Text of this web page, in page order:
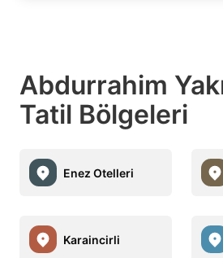
Abdurrahim
Tatil Bölgeleri
Enez Otelleri
Karaincirli